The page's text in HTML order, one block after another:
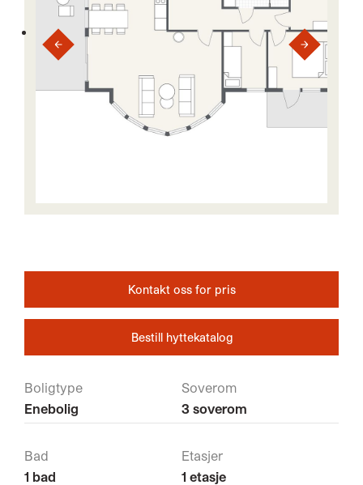
Kontakt oss for pris
Bestill hyttekatalog
Boligtype
Enebolig
Soverom
3 soverom
Bad
1 bad
Etasjer
1 etasje